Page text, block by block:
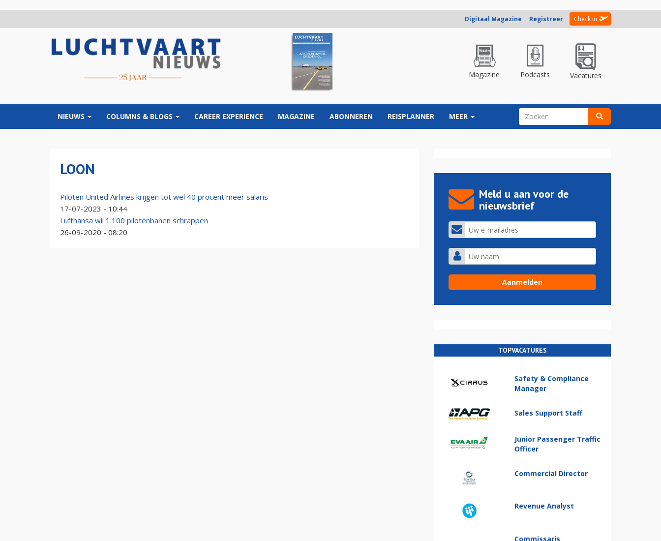
Digitaal Magazine Registreer Check in
Magazine Podcasts Vacatures
NIEUWS COLUMNS & BLOGS CAREER EXPERIENCE MAGAZINE ABONNEREN REISPLANNER MEER ZOEKVELD
LOON
Piloten United Airlines krijgen tot wel 40 procent meer salaris
17-07-2023 - 10:44
Lufthansa wil 1.100 pilotenbanen schrappen
26-09-2020 - 08:20
Meld u aan voor de
nieuwsbrief
TOPVACATURES
Safety & Compliance
Manager
Sales Support Staff
Junior Passenger Traffic
Officer
Commercial Director
Revenue Analyst
Commissaris